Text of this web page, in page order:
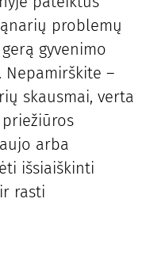
problemų
gyvenimo
Nepamirškite –
skausmai, verta
arba
išsiaiškinti
rasti